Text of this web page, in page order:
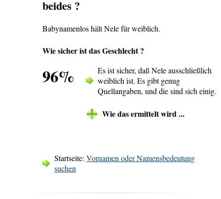
beides ?
Babynamenlos hält Nele für weiblich.
Wie sicher ist das Geschlecht ?
96%
Es ist sicher, daß Nele ausschließlich
weiblich ist. Es gibt genug
Quellangaben, und die sind sich einig.
Wie das ermittelt wird ...
Startseite: Vornamen oder Namensbedeutung
suchen